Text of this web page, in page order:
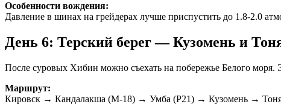
Особенности вождения:
Давление в шинах на грейдерах лучше приспустить до 1.8-2.0
День 6: Терский берег — Кузомень и
После суровых Хибин можно съехать на побережье Белого
Маршрут:
Кировск → Кандалакша (М-18) → Умба (Р21) → Кузомень → Тоня